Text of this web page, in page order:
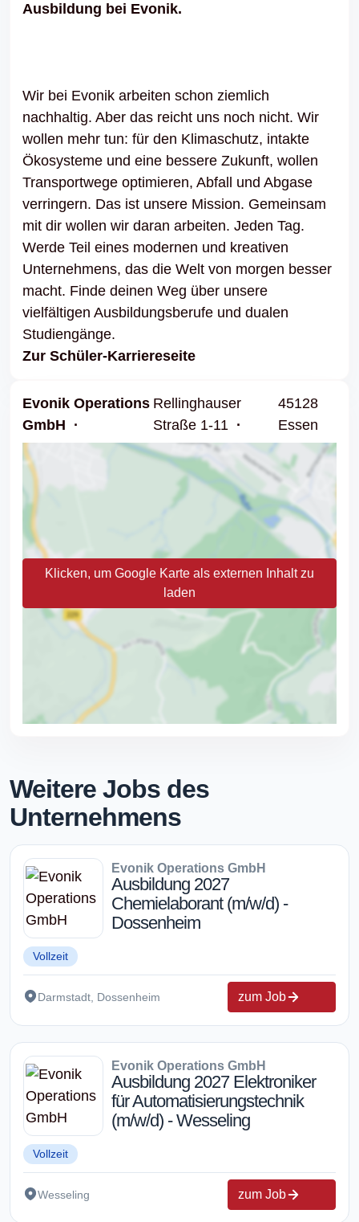
Ausbildung bei Evonik.
Wir bei Evonik arbeiten schon ziemlich
nachhaltig. Aber das reicht uns noch nicht. Wir
wollen mehr tun: für den Klimaschutz, intakte
Ökosysteme und eine bessere Zukunft, wollen
Transportwege optimieren, Abfall und Abgase
verringern. Das ist unsere Mission. Gemeinsam
mit dir wollen wir daran arbeiten. Jeden Tag.
Werde Teil eines modernen und kreativen
Unternehmens, das die Welt von morgen besser
macht. Finde deinen Weg über unsere
vielfältigen Ausbildungsberufe und dualen
Studiengänge.
Zur Schüler-Karriereseite
Evonik Operations
GmbH
Rellinghauser
Straße 1-11
45128
Essen
Klicken, um Google Karte als externen Inhalt zu
laden
Weitere Jobs des
Unternehmens
Evonik Operations GmbH
Ausbildung 2027
Chemielaborant (m/w/d) -
Dossenheim
Vollzeit
Darmstadt, Dossenheim zum Job
Evonik Operations GmbH
Ausbildung 2027 Elektroniker
für Automatisierungstechnik
(m/w/d) - Wesseling
Vollzeit
Wesseling zum Job